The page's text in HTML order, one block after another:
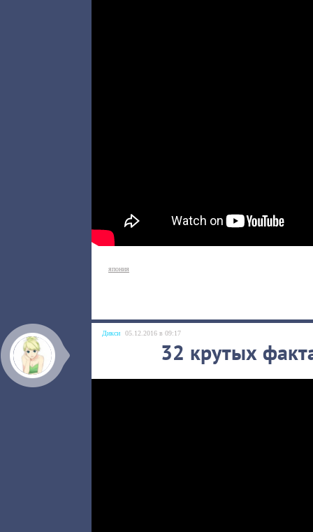
япония
Дикси 05.12.2016 в 09:17
32 крутых